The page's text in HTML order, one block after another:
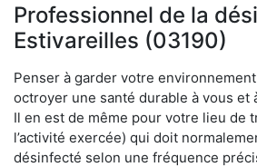
Professionnel de la
Estivareilles (03190)
Penser à garder votre environnement
octroyer une santé durable à vous et
Il en est de même pour votre lieu de
l’activité exercée) qui doit
désinfecté selon une fréquence